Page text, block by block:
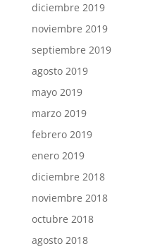
diciembre 2019
noviembre 2019
septiembre 2019
agosto 2019
mayo 2019
marzo 2019
febrero 2019
enero 2019
diciembre 2018
noviembre 2018
octubre 2018
agosto 2018